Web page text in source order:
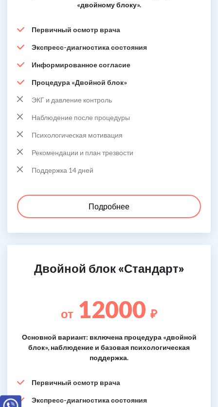
«двойному блоку».
Первичный осмотр врача
Экспресс-диагностика состояния
Информированное согласие
Процедура «Двойной блок»
ЭКГ и давление контроль
Наблюдение после процедуры
Психологическая мотивация
Рекомендации и план трезвости
Поддержка 14 дней
Подробнее
Двойной блок «Стандарт»
от 12000 ₽
Основной вариант: включена процедура «двойной
блок», наблюдение и базовая психологическая
поддержка.
Первичный осмотр врача
Экспресс-диагностика состояния